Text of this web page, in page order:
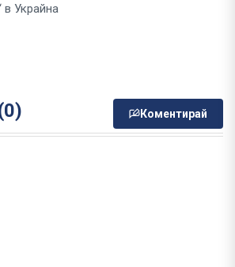
в Украйна
Коментирай